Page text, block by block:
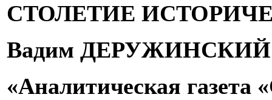
СТОЛЕТИЕ
Вадим ДЕРУЖИНСКИЙ
«Аналитическая газета